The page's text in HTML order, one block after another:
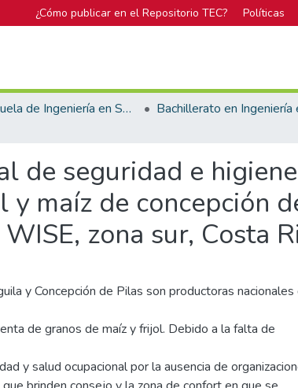
¿Cómo publicar en el Repositorio TEC? Políticas
Escuela de Ingeniería en Seguridad Laboral e Higiene Ambiental
de seguridad e
maíz de concepción
zona sur, Costa
y Concepción de Pilas son productoras nacionales
de granos de maíz y frijol. Debido a la falta de
y salud ocupacional por la ausencia de